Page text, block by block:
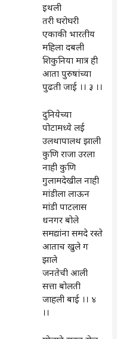
इथली
तरी घरोघरी
एकाकी भारतीय
महिला दबली
शिकुनिया मात्र ही
आता पुरुषांच्या
पुढती जाई ।। ३ ।।
दुनियेच्या
पोटामध्ये लई
उलथापालथ झाली
कुणि राजा उरला
नाही कुणि
गुलामदेखील नाही
मांडीला लाऊन
मांडी पाटलास
धनगर बोले
समद्यांना समदे रस्ते
आताच खुले ग
झाले
जनतेची आली
सत्ता बोलती
जाहली बाई ।। ४
।।